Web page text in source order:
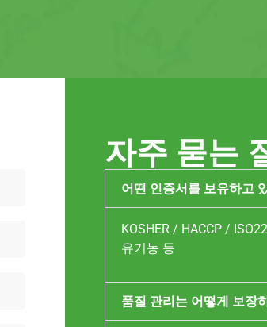
자주 묻는
어떤 인증서를 보유하고
KOSHER / HACCP /
유기농 등
품질 관리는 어떻게 보장